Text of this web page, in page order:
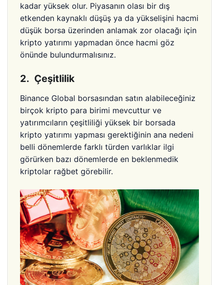
kadar yüksek olur. Piyasanın olası bir dış
etkenden kaynaklı düşüş ya da yükselişini hacmi
düşük borsa üzerinden anlamak zor olacağı için
kripto yatırımı yapmadan önce hacmi göz
önünde bulundurmalısınız.
2. Çeşitlilik
Binance Global borsasından satın alabileceğiniz
birçok kripto para birimi mevcuttur ve
yatırımcıların çeşitliliği yüksek bir borsada
kripto yatırımı yapması gerektiğinin ana nedeni
belli dönemlerde farklı türden varlıklar ilgi
görürken bazı dönemlerde en beklenmedik
kriptolar rağbet görebilir.